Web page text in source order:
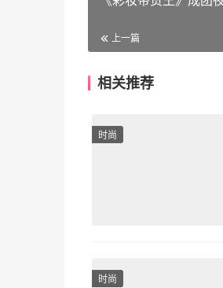
上一篇
相关推荐
时尚
时尚